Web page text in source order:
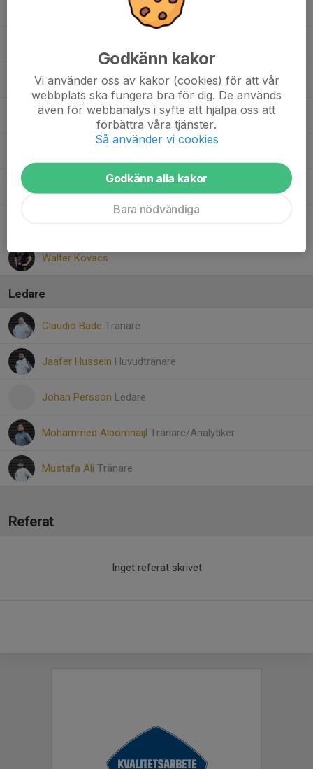
18. Ingvar Raoul, Herr A
Lucas Bade
Oskar Andersson
Walter Kovacs
Ledare
Claudio Bade Tränare
Jaafer Hussein Huvudtränare
Johan Persson Ledare
Mohammed Albomnaijl Tränare/Analytiker
Mustafa Ali Tränare
Referat
Inget referat skrivet
Godkänn kakor
Vi använder oss av kakor (cookies) för att vår
webbplats ska fungera bra för dig. De används
även för webbanalys i syfte att hjälpa oss att
förbättra våra tjänster.
Så använder vi cookies
Godkänn alla kakor
Bara nödvändiga